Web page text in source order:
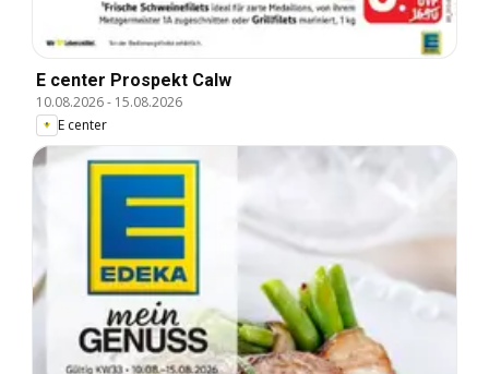
E center Prospekt Calw
10.08.2026- 15.08.2026
E center